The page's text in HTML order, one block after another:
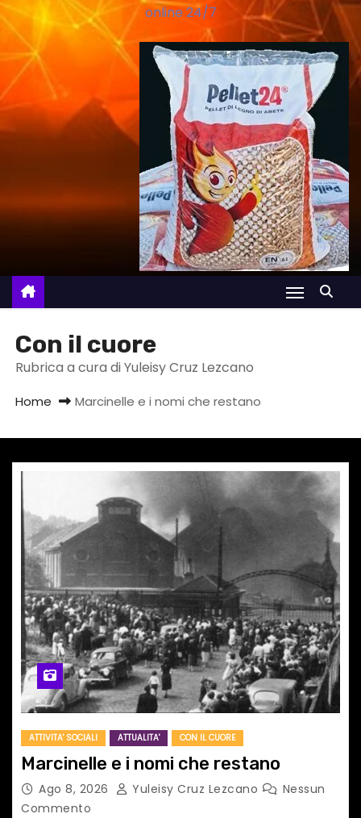
online 24/7
Con il cuore
Rubrica a cura di Yuleisy Cruz Lezcano
Home Marcinelle e i nomi che restano
ATTIVITA' SOCIALI ATTUALITA' CON IL CUORE
Marcinelle e i nomi che restano
Ago 8, 2026 Yuleisy Cruz Lezcano
Nessun
Commento